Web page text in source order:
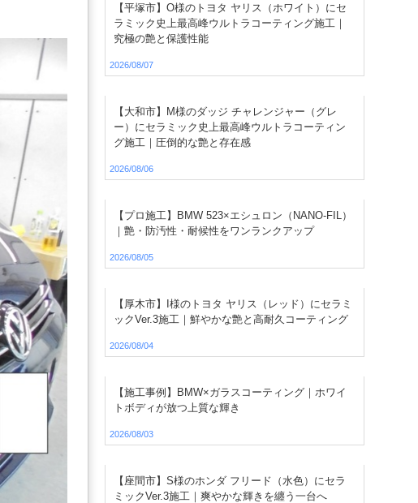
【平塚市】O様のトヨタ ヤリス（ホワイト）にセ
ラミック史上最高峰ウルトラコーティング施工｜
究極の艶と保護性能
2026/08/07
【大和市】M様のダッジ チャレンジャー（グレ
ー）にセラミック史上最高峰ウルトラコーティン
グ施工｜圧倒的な艶と存在感
2026/08/06
【プロ施工】BMW 523×エシュロン（NANO-FIL）
｜艶・防汚性・耐候性をワンランクアップ
2026/08/05
【厚木市】I様のトヨタ ヤリス（レッド）にセラミ
ックVer.3施工｜鮮やかな艶と高耐久コーティング
2026/08/04
【施工事例】BMW×ガラスコーティング｜ホワイ
トボディが放つ上質な輝き
2026/08/03
【座間市】S様のホンダ フリード（水色）にセラ
ミックVer.3施工｜爽やかな輝きを纏う一台へ